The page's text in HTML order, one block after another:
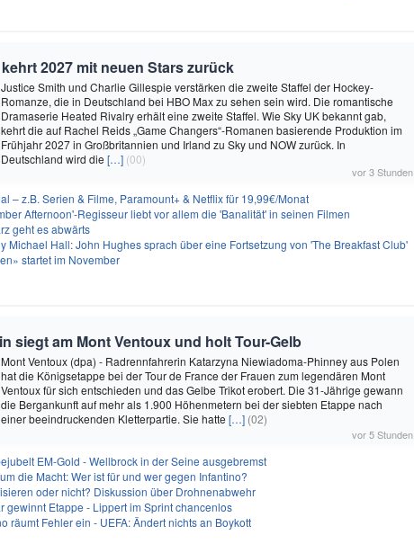
2027 mit neuen Stars zurück
Justice Smith und Charlie Gillespie verstärken die zweite Staffel der Hockey-
Romanze, die in Deutschland bei HBO Max zu sehen sein wird. Die romantische
Dramaserie Heated Rivalry erhält eine zweite Staffel. Wie Sky UK bekannt gab,
kehrt die auf Rachel Reids „Game Changers“-Romanen basierende Produktion im
Frühjahr 2027 in Großbritannien und Irland zu Sky und NOW zurück. In
Deutschland wird die […] (00)
vor 3 Stunden
– z.B. Serien & Filme, Paramount+ & Netflix für 19,99€/Monat
Afternoon'-Regisseur liebt vor allem die 'Banalität' in seinen Filmen
geht es abwärts
Michael Hall: John Hughes sprach über eine Fortsetzung von 'The Breakfast Club'
startet im November
siegt am Mont Ventoux und holt Tour-Gelb
Mont Ventoux (dpa) - Radrennfahrerin Katarzyna Niewiadoma-Phinney aus Polen
hat die Königsetappe bei der Tour de France der Frauen zum legendären Mont
Ventoux für sich entschieden und das Gelbe Trikot erobert. Die 31-Jährige gewann
die Bergankunft auf mehr als 1.900 Höhenmetern bei der siebten Etappe nach
einer beeindruckenden Kletterpartie. Sie hatte […] (02)
vor 5 Stunden
EM-Gold - Wellbrock in der Seine ausgebremst
die Macht: Wer ist für und wer gegen Infantino?
oder nicht? Diskussion über Drohnenabwehr
gewinnt Etappe - Lippert im Sprint chancenlos
räumt Fehler ein - UEFA: Ändert nichts an Boykott